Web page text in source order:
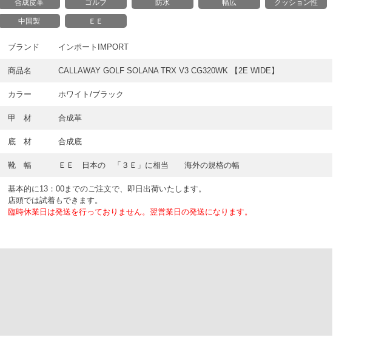
合成皮革 ゴルフ 防水 幅広 クッション性
中国製 ＥＥ
ブランド インポートIMPORT
商品名 CALLAWAY GOLF SOLANA TRX V3 CG320WK 【2E WIDE】
カラー ホワイト/ブラック
甲 材 合成革
底 材 合成底
靴 幅 ＥＥ 日本の 「３Ｅ」に相当 海外の規格の幅
基本的に13：00までのご注文で、即日出荷いたします。
店頭では試着もできます。
臨時休業日は発送を行っておりません。翌営業日の発送になります。